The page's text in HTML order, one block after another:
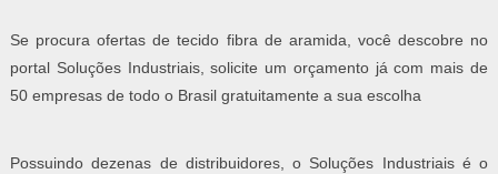
Se procura ofertas de tecido fibra de aramida, você descobre no
portal Soluções Industriais, solicite um orçamento já com mais de
50 empresas de todo o Brasil gratuitamente a sua escolha
Possuindo dezenas de distribuidores, o Soluções Industriais é o